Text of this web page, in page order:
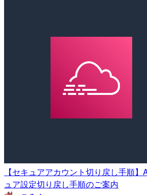
【セキュアアカウント切り戻し手順
ュア設定切り戻し手順のご案内